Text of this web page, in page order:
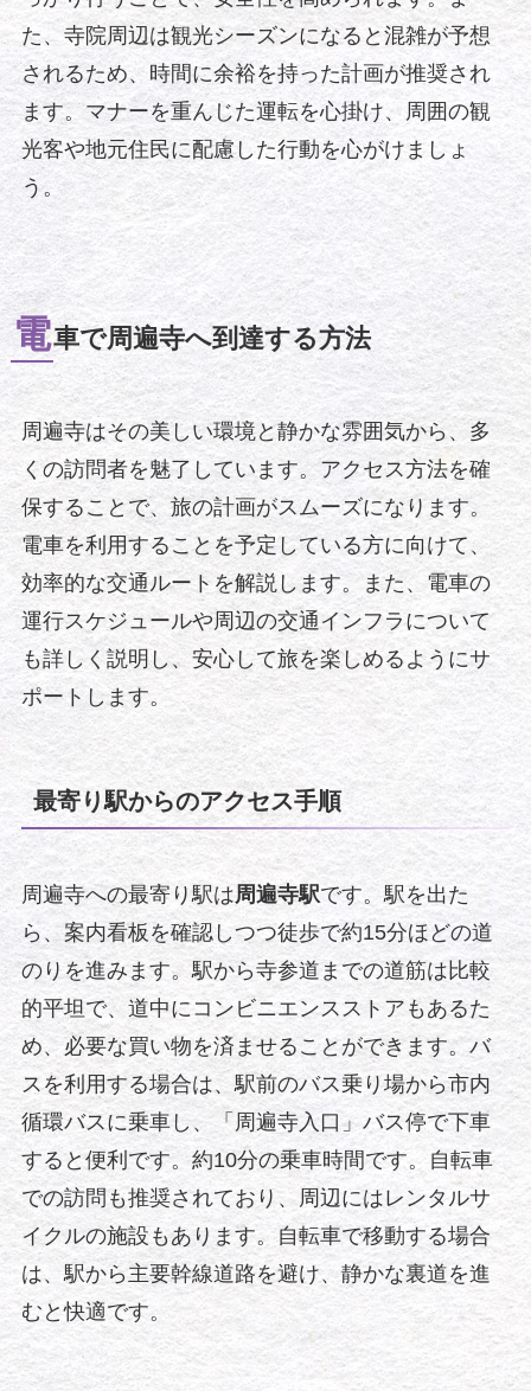
た、寺院周辺は観光シーズンになると混雑が予想
されるため、時間に余裕を持った計画が推奨され
ます。マナーを重んじた運転を心掛け、周囲の観
光客や地元住民に配慮した行動を心がけましょ
う。
電車で周遍寺へ到達する方法
周遍寺はその美しい環境と静かな雰囲気から、多
くの訪問者を魅了しています。アクセス方法を確
保することで、旅の計画がスムーズになります。
電車を利用することを予定している方に向けて、
効率的な交通ルートを解説します。また、電車の
運行スケジュールや周辺の交通インフラについて
も詳しく説明し、安心して旅を楽しめるようにサ
ポートします。
最寄り駅からのアクセス手順
周遍寺への最寄り駅は周遍寺駅です。駅を出た
ら、案内看板を確認しつつ徒歩で約15分ほどの道
のりを進みます。駅から寺参道までの道筋は比較
的平坦で、道中にコンビニエンスストアもあるた
め、必要な買い物を済ませることができます。バ
スを利用する場合は、駅前のバス乗り場から市内
循環バスに乗車し、「周遍寺入口」バス停で下車
すると便利です。約10分の乗車時間です。自転車
での訪問も推奨されており、周辺にはレンタルサ
イクルの施設もあります。自転車で移動する場合
は、駅から主要幹線道路を避け、静かな裏道を進
むと快適です。